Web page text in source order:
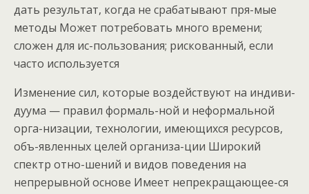
дать результат, когда не срабатывают пря-мые
методы Может потребовать много времени;
сложен для ис-пользования; рискованный, если
часто используется
Изменение сил, которые воздействуют на индиви-
дуума — правил формаль-ной и неформальной
орга-низации, технологии, имеющихся ресурсов,
объ-явленных целей организа-ции Широкий
спектр отно-шений и видов поведения на
непрерывной основе Имеет непрекращающее-ся